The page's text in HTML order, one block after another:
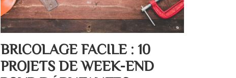
BRICOLAGE FACILE : 10
PROJETS DE WEEK-END